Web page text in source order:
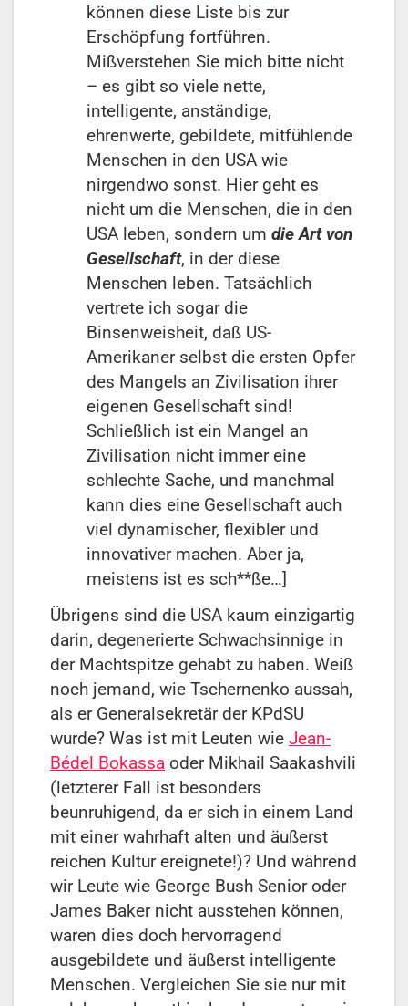
können diese Liste bis zur
Erschöpfung fortführen.
Mißverstehen Sie mich bitte nicht
– es gibt so viele nette,
intelligente, anständige,
ehrenwerte, gebildete, mitfühlende
Menschen in den USA wie
nirgendwo sonst. Hier geht es
nicht um die Menschen, die in den
USA leben, sondern um die Art von
Gesellschaft, in der diese
Menschen leben. Tatsächlich
vertrete ich sogar die
Binsenweisheit, daß US-
Amerikaner selbst die ersten Opfer
des Mangels an Zivilisation ihrer
eigenen Gesellschaft sind!
Schließlich ist ein Mangel an
Zivilisation nicht immer eine
schlechte Sache, und manchmal
kann dies eine Gesellschaft auch
viel dynamischer, flexibler und
innovativer machen. Aber ja,
meistens ist es sch**ße…]
Übrigens sind die USA kaum einzigartig
darin, degenerierte Schwachsinnige in
der Machtspitze gehabt zu haben. Weiß
noch jemand, wie Tschernenko aussah,
als er Generalsekretär der KPdSU
wurde? Was ist mit Leuten wie Jean-
Bédel Bokassa oder Mikhail Saakashvili
(letzterer Fall ist besonders
beunruhigend, da er sich in einem Land
mit einer wahrhaft alten und äußerst
reichen Kultur ereignete!)? Und während
wir Leute wie George Bush Senior oder
James Baker nicht ausstehen können,
waren dies doch hervorragend
ausgebildete und äußerst intelligente
Menschen. Vergleichen Sie sie nur mit